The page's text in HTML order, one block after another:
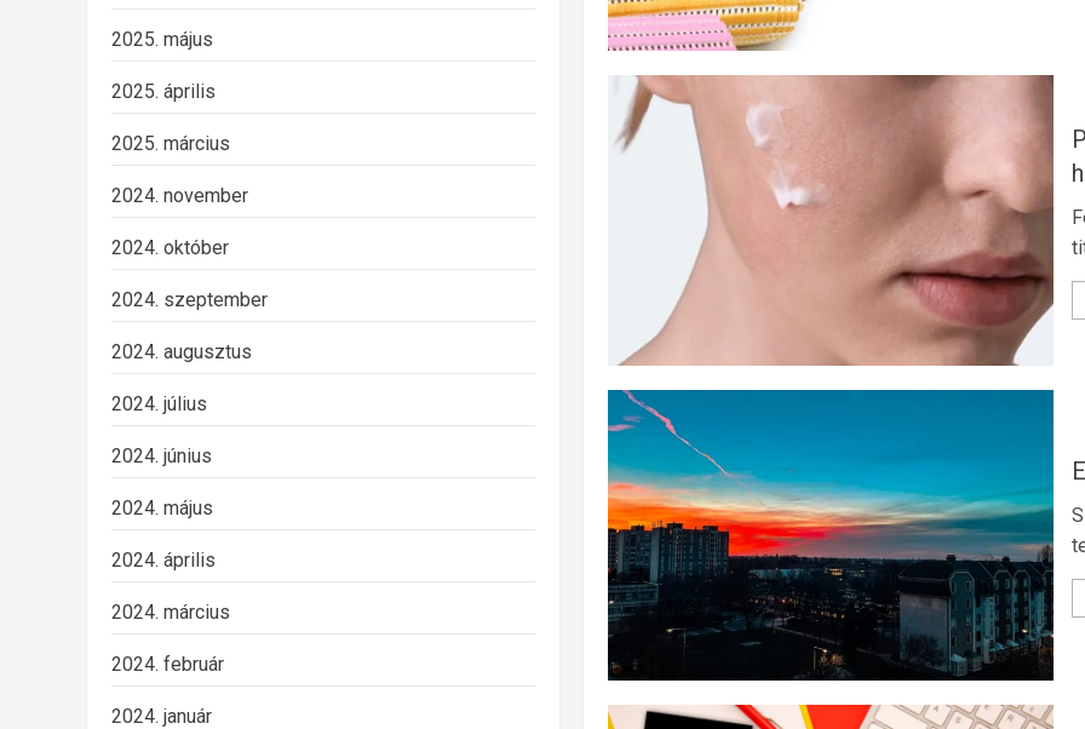
2025. május
2025. április
2025. március
2024. november
2024. október
2024. szeptember
2024. augusztus
2024. július
2024. június
2024. május
2024. április
2024. március
2024. február
2024. január